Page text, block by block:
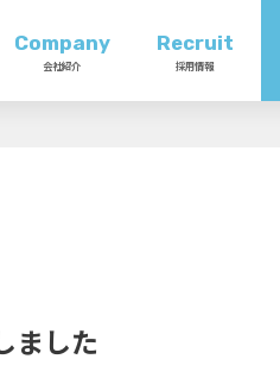
Company
会社紹介
Recruit
採用情報
ました